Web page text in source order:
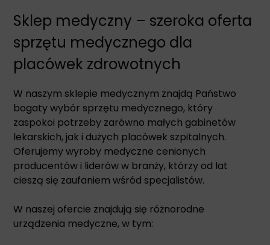
Sklep medyczny – szeroka oferta
sprzętu medycznego dla
placówek zdrowotnych
W naszym sklepie medycznym znajdą Państwo
bogaty wybór sprzętu medycznego, który
zaspokoi potrzeby zarówno małych gabinetów
lekarskich, jak i dużych placówek szpitalnych.
Oferujemy wyroby medyczne cenionych
producentów i liderów w branży, którzy od lat
cieszą się zaufaniem wśród specjalistów.
W naszej ofercie znajdują się różnorodne
urządzenia medyczne, w tym: